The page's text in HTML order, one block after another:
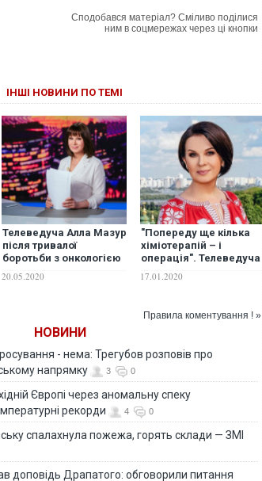
Сподобався матеріал? Сміливо поділися
ним в соцмережах через ці кнопки
ІНШІ НОВИНИ ПО ТЕМІ
Телеведуча Алла Мазур
після тривалої
боротьби з онкологією
20.05.2020
"Попереду ще кілька
хіміотерапій – і
операція". Телеведуча
про перебіг лікування
17.01.2020
Правила коментування ! »
НОВИНИ
- нема: Трегубов розповів про
напрямку
3 0
Європі через аномальну спеку
рекорди
4 0
спалахнула пожежа, горять склади — ЗМІ
доповідь Драпатого: обговорили питання